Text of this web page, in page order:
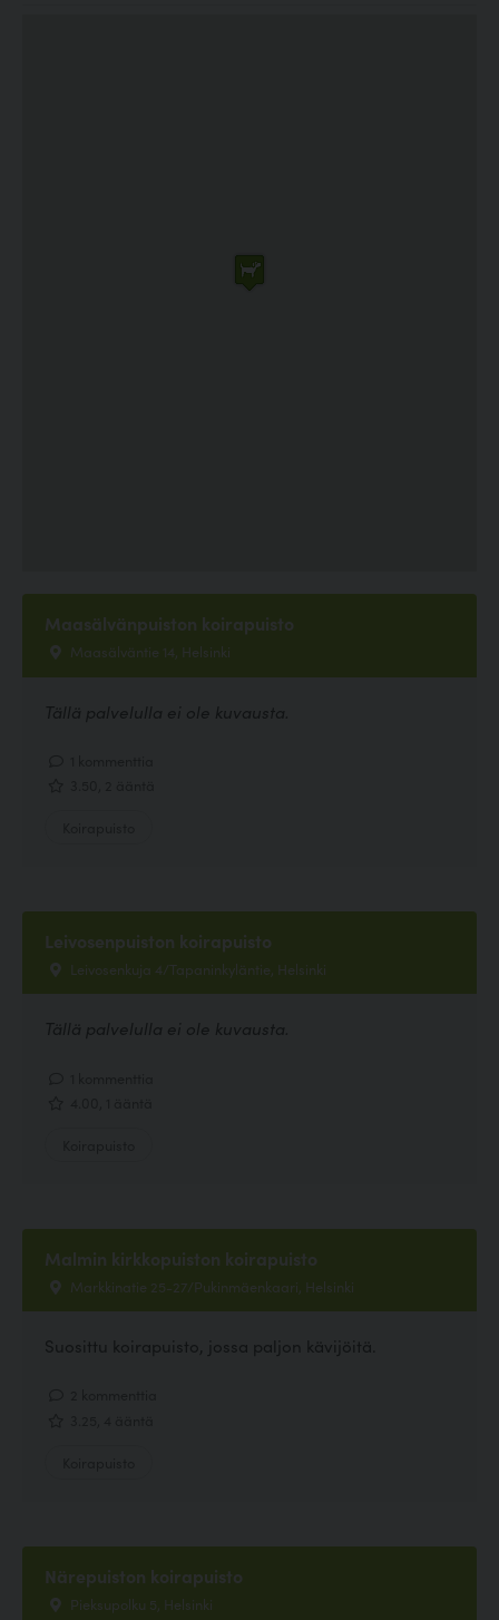
Maasälvänpuiston koirapuisto
Maasälväntie 14, Helsinki
Tällä palvelulla ei ole kuvausta.
Leivosenpuiston koirapuisto
Leivosenkuja 4/Tapaninkyläntie, Helsinki
Tällä palvelulla ei ole kuvausta.
Malmin kirkkopuiston koirapuisto
Markkinatie 25-27/Pukinmäenkaari, Helsinki
Suosittu koirapuisto, jossa paljon kävijöitä.
Närepuiston koirapuisto
Pieksupolku 5, Helsinki